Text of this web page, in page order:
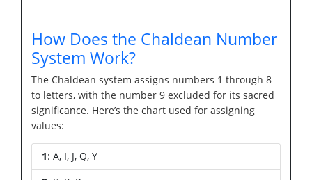
How Does the Chaldean Number
System Work?
The Chaldean system assigns numbers 1 through 8
to letters, with the number 9 excluded for its sacred
significance. Here’s the chart used for assigning
values:
1: A, I, J, Q, Y